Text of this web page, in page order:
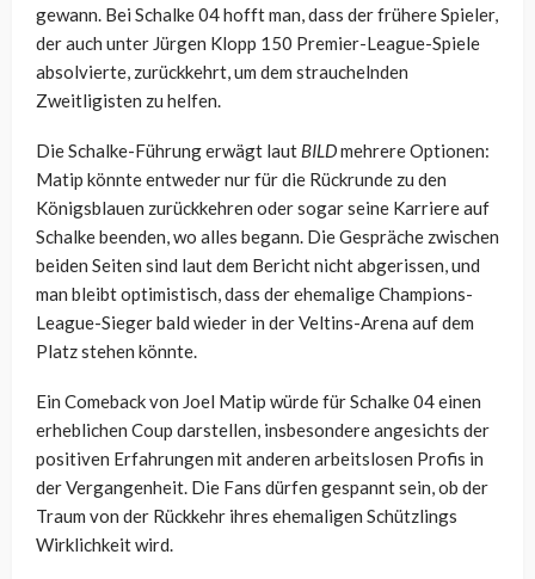
gewann. Bei Schalke 04 hofft man, dass der frühere Spieler,
der auch unter Jürgen Klopp 150 Premier-League-Spiele
absolvierte, zurückkehrt, um dem strauchelnden
Zweitligisten zu helfen.
Die Schalke-Führung erwägt laut BILDmehrere Optionen:
Matip könnte entweder nur für die Rückrunde zu den
Königsblauen zurückkehren oder sogar seine Karriere auf
Schalke beenden, wo alles begann. Die Gespräche zwischen
beiden Seiten sind laut dem Bericht nicht abgerissen, und
man bleibt optimistisch, dass der ehemalige Champions-
League-Sieger bald wieder in der Veltins-Arena auf dem
Platz stehen könnte.
Ein Comeback von Joel Matip würde für Schalke 04 einen
erheblichen Coup darstellen, insbesondere angesichts der
positiven Erfahrungen mit anderen arbeitslosen Profis in
der Vergangenheit. Die Fans dürfen gespannt sein, ob der
Traum von der Rückkehr ihres ehemaligen Schützlings
Wirklichkeit wird.